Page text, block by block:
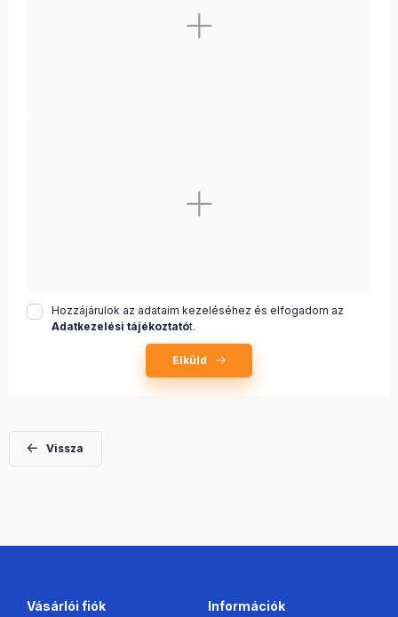
Hozzájárulok az adataim kezeléséhez és elfogadom az
Adatkezelési tájékoztatót.
Elküld
Vissza
Vásárlói fiók Információk